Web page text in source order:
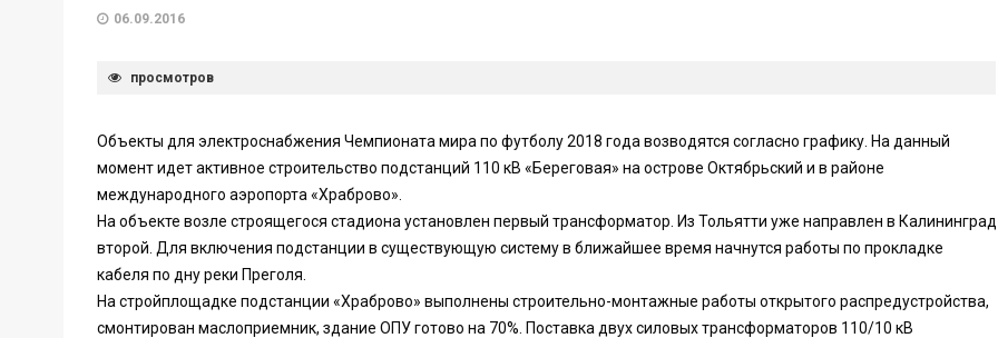
06.09.2016
просмотров
Объекты для электроснабжения Чемпионата мира по футболу 2018 года возводятся согласно графику. На данный
момент идет активное строительство подстанций 110 кВ «Береговая» на острове Октябрьский и в районе
международного аэропорта «Храброво».
На объекте возле строящегося стадиона установлен первый трансформатор. Из Тольятти уже направлен в Калининград
второй. Для включения подстанции в существующую систему в ближайшее время начнутся работы по прокладке
кабеля по дну реки Преголя.
На стройплощадке подстанции «Храброво» выполнены строительно-монтажные работы открытого распредустройства,
смонтирован маслоприемник, здание ОПУ готово на 70%. Поставка двух силовых трансформаторов 110/10 кВ